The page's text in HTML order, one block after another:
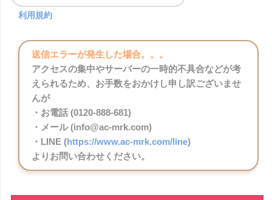
利用規約
送信エラーが発生した場合。。。
アクセスの集中やサーバーの一時的不具合などが考
えられるため、お手数をおかけし申し訳ございませ
んが
・お電話 (0120-888-681)
・メール (info@ac-mrk.com)
・LINE (https://www.ac-mrk.com/line)
よりお問い合わせください。